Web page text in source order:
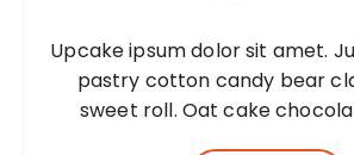
Upcake ipsum dolor sit amet.
pastry cotton candy bear
sweet roll. Oat cake